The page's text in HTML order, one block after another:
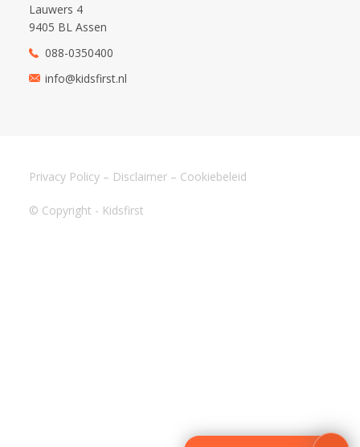
Lauwers 4
9405 BL Assen
088-0350400
info@kidsfirst.nl
© Copyright - Kidsfirst
Privacy Policy – Disclaimer – Cookiebeleid